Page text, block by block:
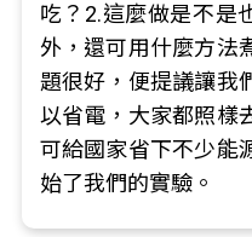
吃？2.這麼做是不是
外，還可用什麼方法
題很好，便提議讓我
以省電，大家都照樣
可給國家省下不少能
始了我們的實驗。